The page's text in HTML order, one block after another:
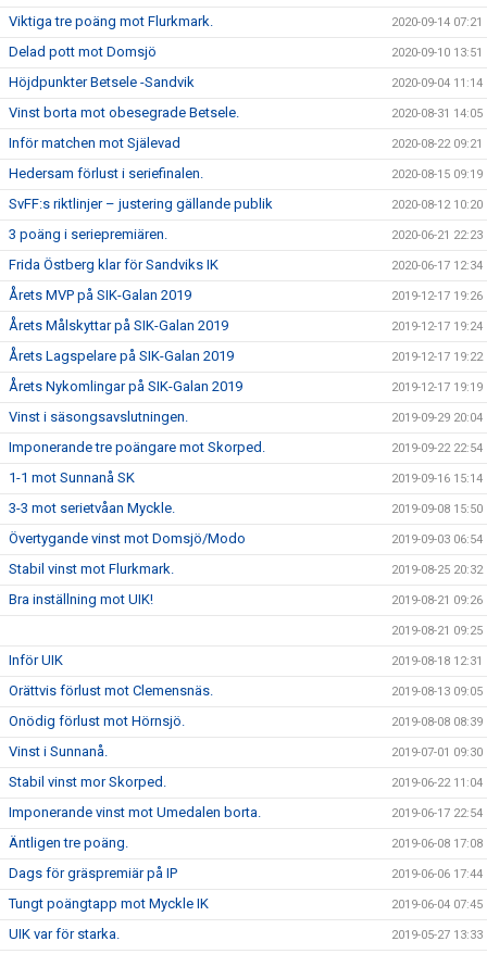
Viktiga tre poäng mot Flurkmark. 2020-09-14 07:21
Delad pott mot Domsjö 2020-09-10 13:51
Höjdpunkter Betsele -Sandvik 2020-09-04 11:14
Vinst borta mot obesegrade Betsele. 2020-08-31 14:05
Inför matchen mot Själevad 2020-08-22 09:21
Hedersam förlust i seriefinalen. 2020-08-15 09:19
SvFF:s riktlinjer – justering gällande publik 2020-08-12 10:20
3 poäng i seriepremiären. 2020-06-21 22:23
Frida Östberg klar för Sandviks IK 2020-06-17 12:34
Årets MVP på SIK-Galan 2019 2019-12-17 19:26
Årets Målskyttar på SIK-Galan 2019 2019-12-17 19:24
Årets Lagspelare på SIK-Galan 2019 2019-12-17 19:22
Årets Nykomlingar på SIK-Galan 2019 2019-12-17 19:19
Vinst i säsongsavslutningen. 2019-09-29 20:04
Imponerande tre poängare mot Skorped. 2019-09-22 22:54
1-1 mot Sunnanå SK 2019-09-16 15:14
3-3 mot serietvåan Myckle. 2019-09-08 15:50
Övertygande vinst mot Domsjö/Modo 2019-09-03 06:54
Stabil vinst mot Flurkmark. 2019-08-25 20:32
Bra inställning mot UIK! 2019-08-21 09:26
2019-08-21 09:25
Inför UIK 2019-08-18 12:31
Orättvis förlust mot Clemensnäs. 2019-08-13 09:05
Onödig förlust mot Hörnsjö. 2019-08-08 08:39
Vinst i Sunnanå. 2019-07-01 09:30
Stabil vinst mor Skorped. 2019-06-22 11:04
Imponerande vinst mot Umedalen borta. 2019-06-17 22:54
Äntligen tre poäng. 2019-06-08 17:08
Dags för gräspremiär på IP 2019-06-06 17:44
Tungt poängtapp mot Myckle IK 2019-06-04 07:45
UIK var för starka. 2019-05-27 13:33